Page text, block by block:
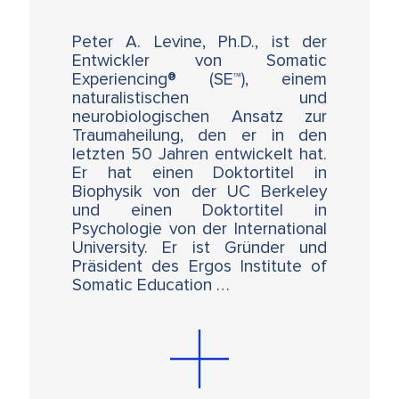
Merkmalen bei exponierten Individuen und
ihren Nachkommen aufzeigen. Der
Schwerpunkt liegt dabei auf epigenetischen
Faktoren im Zusammenhang mit Trauma und
Stress und deren Untersuchung in
Mausmodellen. Die neuesten
Forschungsergebnisse zu möglichen
Mechanismen der epigenetischen Vererbung
werden erörtert.
Sonntag, 25.6.2023, 10.00 - 13.00 Uhr
Epigenetik, Gene und Umwelt I
hat die über viele Jahre heftig geführte
eines Individuums ausschliesslich genetisch
Peter A. Levine, Ph.D., ist der
Entwickler von Somatic
Experiencing® (SE™), einem
naturalistischen und
neurobiologischen Ansatz zur
Traumaheilung, den er in den
letzten 50 Jahren entwickelt hat.
Er hat einen Doktortitel in
Biophysik von der UC Berkeley
und einen Doktortitel in
Psychologie von der International
University. Er ist Gründer und
Präsident des Ergos Institute of
Somatic Education …